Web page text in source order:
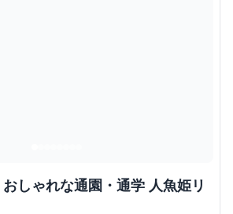
しゃれな通園・通学 人魚姫リ